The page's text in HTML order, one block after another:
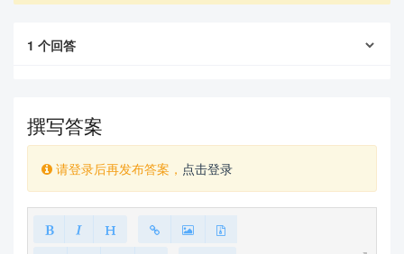
1 个回答
撰写答案
请登录后再发布答案， 点击登录